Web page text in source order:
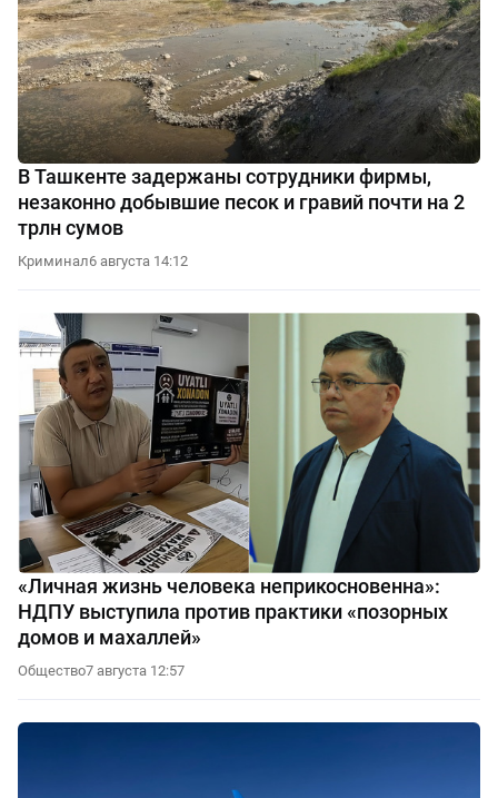
В Ташкенте задержаны сотрудники фирмы,
незаконно добывшие песок и гравий почти на 2
трлн сумов
Криминал6 августа 14:12
«Личная жизнь человека неприкосновенна»:
НДПУ выступила против практики «позорных
домов и махаллей»
Общество7 августа 12:57